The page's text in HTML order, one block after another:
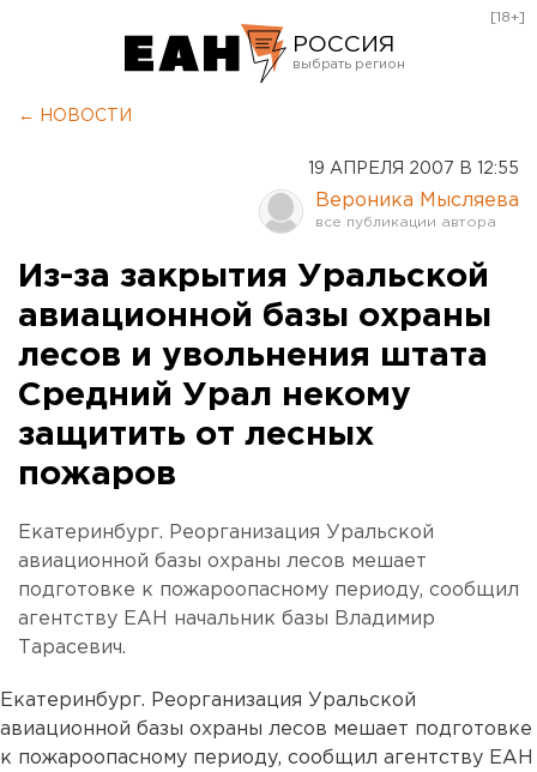
РОССИЯ
Оренбург
[18+]
← НОВОСТИ
19 АПРЕЛЯ 2007 В 12:55
Вероника Мысляева
Из-за закрытия Уральской
авиационной базы охраны
лесов и увольнения штата
Средний Урал некому
защитить от лесных
пожаров
Екатеринбург. Реорганизация Уральской
авиационной базы охраны лесов мешает
подготовке к пожароопасному периоду, сообщил
агентству ЕАН начальник базы Владимир
Тарасевич.
Екатеринбург. Реорганизация Уральской
авиационной базы охраны лесов мешает подготовке
к пожароопасному периоду, сообщил агентству ЕАН